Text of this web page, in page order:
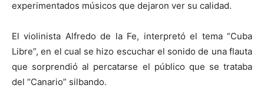
experimentados músicos que dejaron ver su calidad.
El violinista Alfredo de la Fe, interpretó el tema “Cuba
Libre”, en el cual se hizo escuchar el sonido de una flauta
que sorprendió al percatarse el público que se trataba
del “Canario” silbando.